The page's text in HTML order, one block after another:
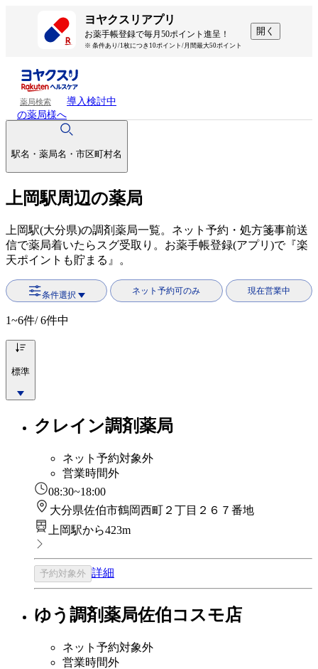
ヨヤクスリアプリ
お薬手帳登録で毎月50ポイント進呈！
※ 条件あり/1枚につき10ポイント/月間最大50ポイント
開く
薬局検索
導入検討中
の薬局様へ
駅名・薬局名・市区町村名
上岡駅周辺の薬局
上岡駅(大分県)の調剤薬局一覧。ネット予約・処方箋事前送
信で薬局着いたらスグ受取り。お薬手帳登録(アプリ)で『楽
天ポイントも貯まる』。
条件選択 ネット予約可のみ 現在営業中
1~6件/ 6件中
標準
クレイン調剤薬局
ネット予約対象外
営業時間外
08:30~18:00
大分県佐伯市鶴岡西町２丁目２６７番地
上岡駅から423m
予約対象外 詳細
ゆう調剤薬局佐伯コスモ店
ネット予約対象外
営業時間外